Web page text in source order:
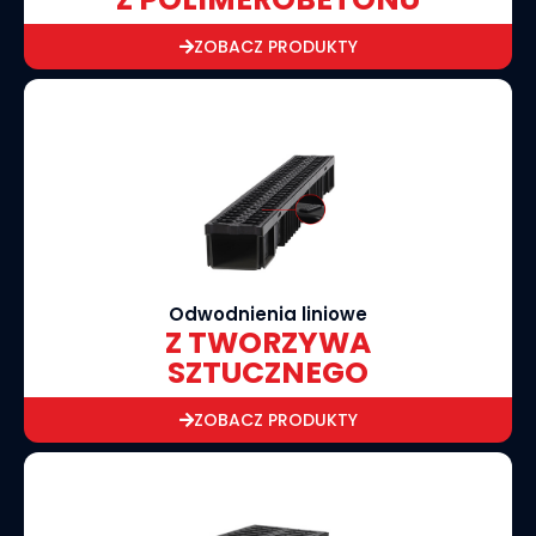
ZOBACZ PRODUKTY
Odwodnienia liniowe
Z TWORZYWA
SZTUCZNEGO
ZOBACZ PRODUKTY